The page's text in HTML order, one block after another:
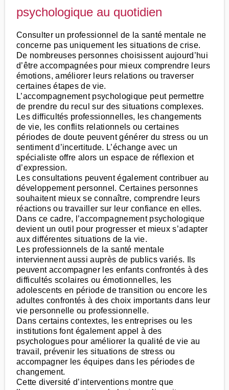
psychologique au quotidien
Consulter un professionnel de la santé mentale ne
concerne pas uniquement les situations de crise.
De nombreuses personnes choisissent aujourd’hui
d’être accompagnées pour mieux comprendre leurs
émotions, améliorer leurs relations ou traverser
certaines étapes de vie.
L’accompagnement psychologique peut permettre
de prendre du recul sur des situations complexes.
Les difficultés professionnelles, les changements
de vie, les conflits relationnels ou certaines
périodes de doute peuvent générer du stress ou un
sentiment d’incertitude. L’échange avec un
spécialiste offre alors un espace de réflexion et
d’expression.
Les consultations peuvent également contribuer au
développement personnel. Certaines personnes
souhaitent mieux se connaître, comprendre leurs
réactions ou travailler sur leur confiance en elles.
Dans ce cadre, l’accompagnement psychologique
devient un outil pour progresser et mieux s’adapter
aux différentes situations de la vie.
Les professionnels de la santé mentale
interviennent aussi auprès de publics variés. Ils
peuvent accompagner les enfants confrontés à des
difficultés scolaires ou émotionnelles, les
adolescents en période de transition ou encore les
adultes confrontés à des choix importants dans leur
vie personnelle ou professionnelle.
Dans certains contextes, les entreprises ou les
institutions font également appel à des
psychologues pour améliorer la qualité de vie au
travail, prévenir les situations de stress ou
accompagner les équipes dans les périodes de
changement.
Cette diversité d’interventions montre que